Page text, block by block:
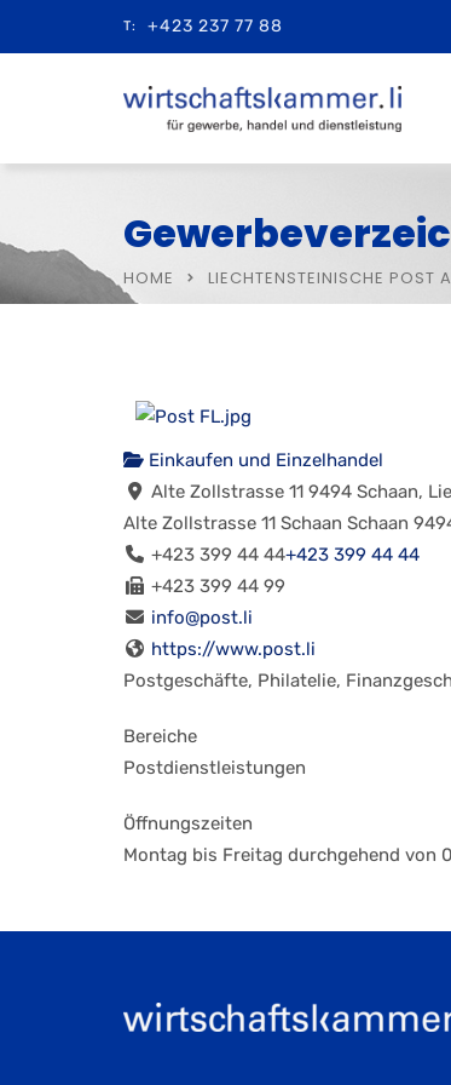
T: +423 237 77 88
HOME LIECHTENSTEINISCHE POST
Einkaufen und Einzelhandel
Alte Zollstrasse 11 9494 Schaan,
Alte Zollstrasse 11 Schaan Schaan
+423 399 44 44+423 399 44 44
+423 399 44 99
info@post.li
https://www.post.li
Postgeschäfte, Philatelie,
Bereiche
Postdienstleistungen
Öffnungszeiten
Montag bis Freitag durchgehend von